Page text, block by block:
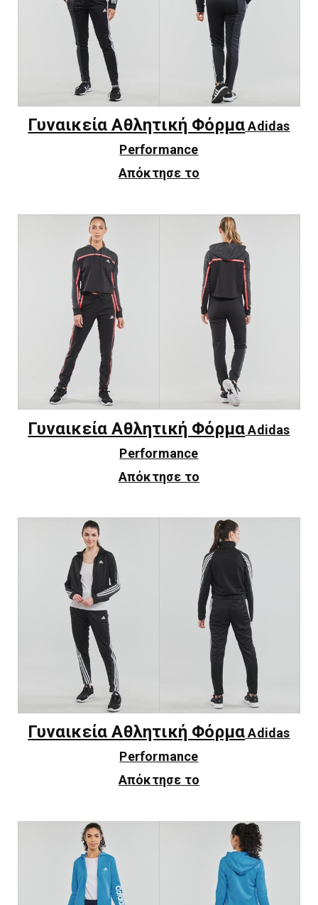
Γυναικεία Αθλητική Φόρμα Adidas
Performance
Απόκτησε το
Γυναικεία Αθλητική Φόρμα Adidas
Performance
Απόκτησε το
Γυναικεία Αθλητική Φόρμα Adidas
Performance
Απόκτησε το